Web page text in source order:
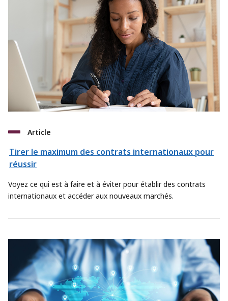
Article
Tirer le maximum des contrats internationaux pour
réussir
Voyez ce qui est à faire et à éviter pour établir des contrats
internationaux et accéder aux nouveaux marchés.